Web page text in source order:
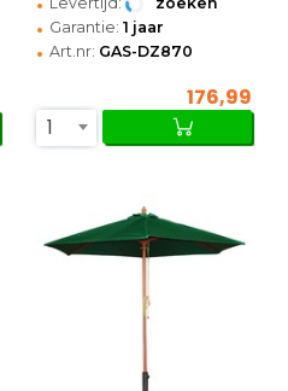
• Garantie: 1 jaar
• Art.nr: GAS-DZ870
176,99
1